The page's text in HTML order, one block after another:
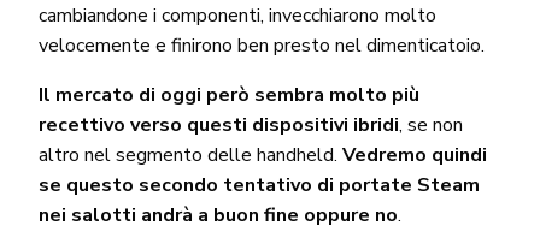
cambiandone i componenti, invecchiarono molto
velocemente e finirono ben presto nel dimenticatoio.
Il mercato di oggi però sembra molto più
recettivo verso questi dispositivi ibridi, se non
altro nel segmento delle handheld.Vedremo quindi
se questo secondo tentativo di portate Steam
nei salotti andrà a buon fine oppure no.